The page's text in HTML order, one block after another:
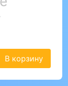
В корзину